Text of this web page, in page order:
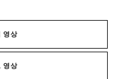
영상
영상